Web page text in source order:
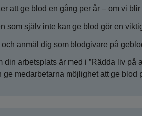
att ge blod en gång per år – om vi
som själv inte kan ge blod gör en
och anmäl dig som blodgivare på
din arbetsplats är med i ”Rädda liv på
ge medarbetarna möjlighet att ge blod